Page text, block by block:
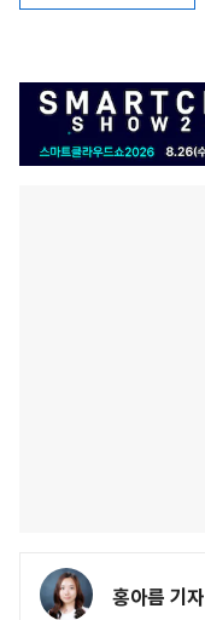
홍아름 기자